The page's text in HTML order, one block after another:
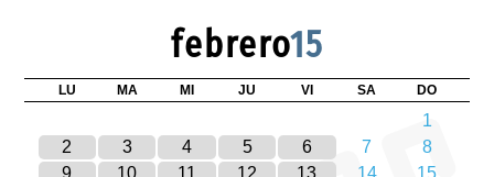
febrero15
LU MA MI JU VI SA DO
1
2
3 4 5 6 7
8
9
10 11 12 13 14 15